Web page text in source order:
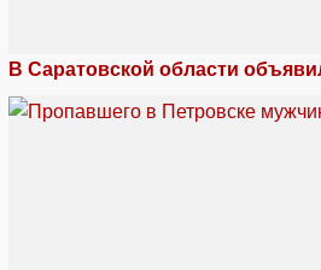
В Саратовской области